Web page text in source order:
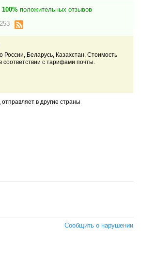
100% положительных отзывов
России, Беларусь, Казахстан. Стоимость
соответствии с тарифами почты.
в другие страны
Сообщить о нарушении